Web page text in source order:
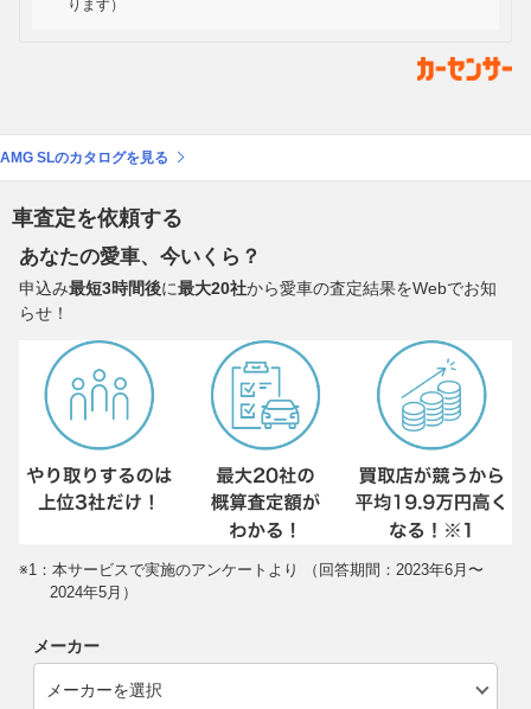
ります）
AMG SLのカタログを見る
車査定を依頼する
あなたの愛車、今いくら？
申込み最短3時間後に最大20社から愛車の査定結果をWebでお知
らせ！
※1：本サービスで実施のアンケートより （回答期間：2023年6月〜
2024年5月）
メーカー